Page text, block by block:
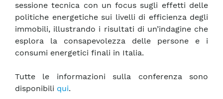
sessione tecnica con un focus sugli effetti delle
politiche energetiche sui livelli di efficienza degli
immobili, illustrando i risultati di un’indagine che
esplora la consapevolezza delle persone e i
consumi energetici finali in Italia.
Tutte le informazioni sulla conferenza sono
disponibili qui.